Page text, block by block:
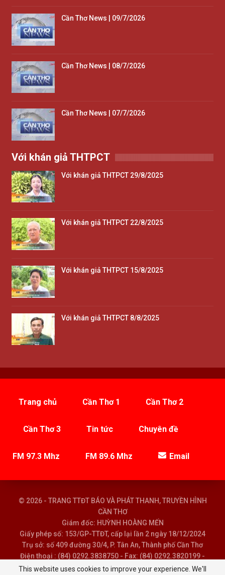
Cần Thơ News | 09/7/2026
Cần Thơ News | 08/7/2026
Cần Thơ News | 07/7/2026
Với khán giả THTPCT
Với khán giả THTPCT 29/8/2025
Với khán giả THTPCT 22/8/2025
Với khán giả THTPCT 15/8/2025
Với khán giả THTPCT 8/8/2025
Trang chủ Cần Thơ 1 Cần Thơ 2
Cần Thơ 3 Tin tức Chuyên đề
FM 97.3 Mhz FM 89.6 Mhz Email
© 2026 - TRANG TTĐT BÁO VÀ PHÁT THANH, TRUYỀN HÌNH
CẦN THƠ
Giám đốc: HUỲNH HOÀNG MẾN
Giấy phép số: 153/GP-TTĐT, cấp lại lần 2 ngày 18/12/2024
Trụ sở: số 409 đường 30/4, P. Tân An, Thành phố Cần Thơ
Điện thoại : (84) 0292.3838750 - Fax: (84) 0292.3820199 -
Email : baoptth@cantho.gov.vn
This website uses cookies to improve your experience. We'll